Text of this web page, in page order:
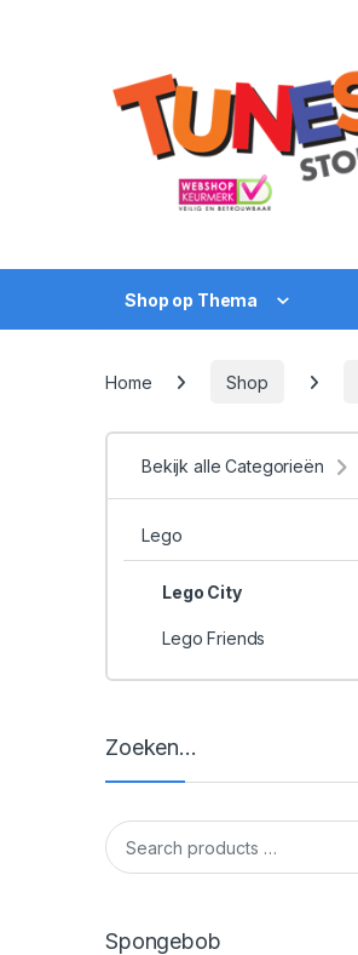
Shop op Thema
Home Shop
Bekijk alle Categorieën
Lego
Lego City
Lego Friends
Zoeken…
Spongebob